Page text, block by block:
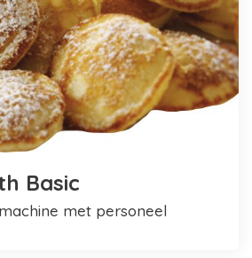
Basic
met personeel